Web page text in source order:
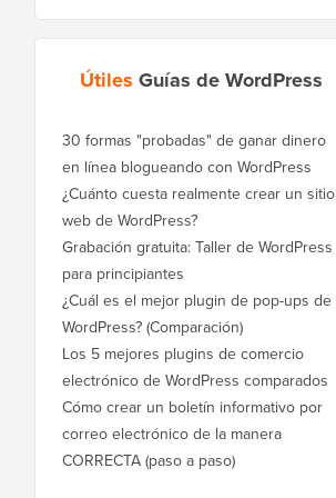
Útiles Guías de WordPress
30 formas "probadas" de ganar dinero
en línea blogueando con WordPress
¿Cuánto cuesta realmente crear un sitio
web de WordPress?
Grabación gratuita: Taller de WordPress
para principiantes
¿Cuál es el mejor plugin de pop-ups de
WordPress? (Comparación)
Los 5 mejores plugins de comercio
electrónico de WordPress comparados
Cómo crear un boletín informativo por
correo electrónico de la manera
CORRECTA (paso a paso)